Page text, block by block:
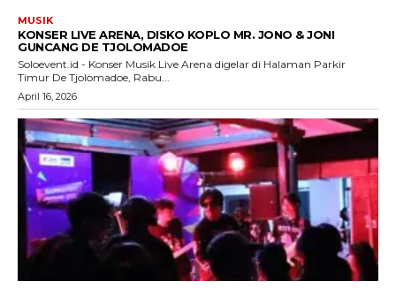
MUSIK
KONSER LIVE ARENA, DISKO KOPLO MR. JONO & JONI
GUNCANG DE TJOLOMADOE
Soloevent.id - Konser Musik Live Arena digelar di Halaman Parkir
Timur De Tjolomadoe, Rabu...
April 16, 2026